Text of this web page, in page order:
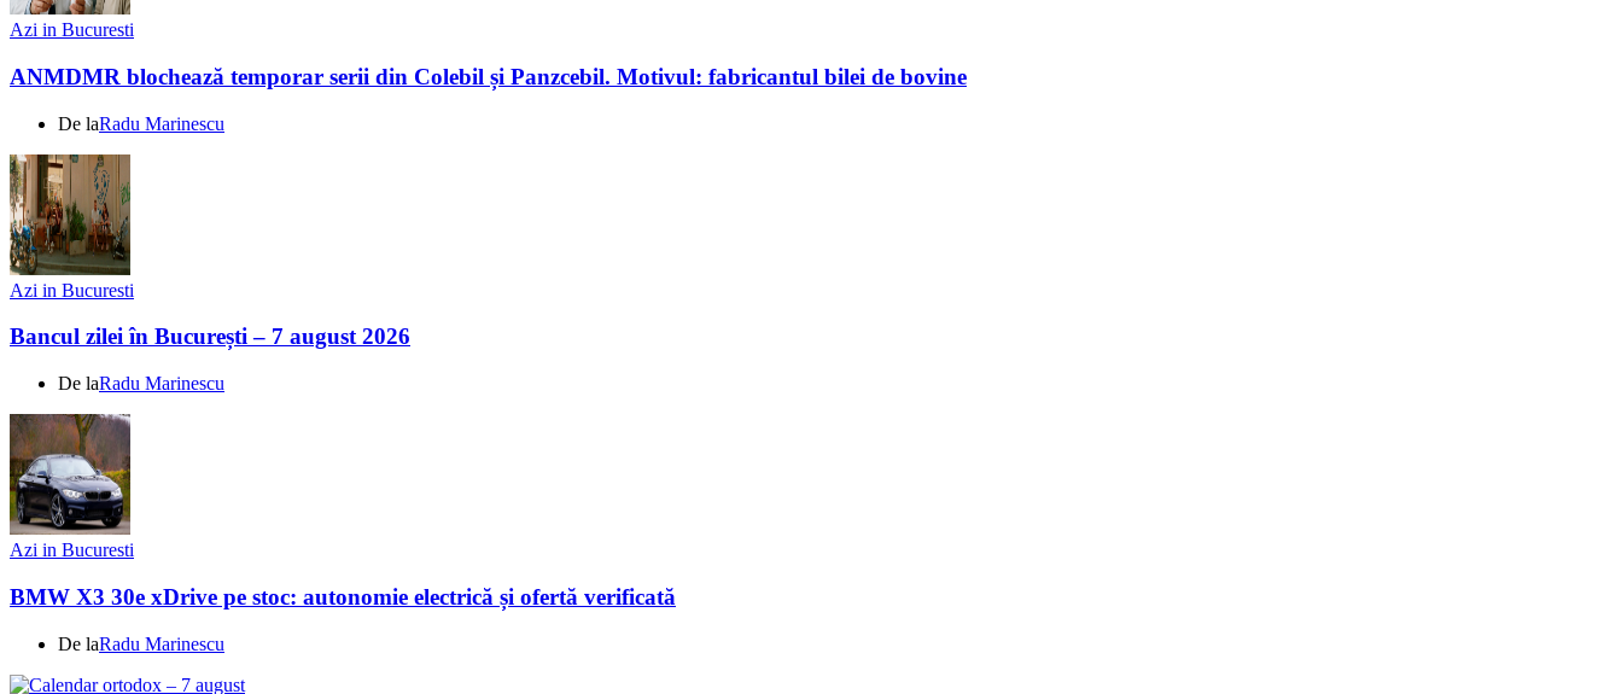
Azi in Bucuresti
ANMDMR blochează temporar serii din Colebil și Panzcebil. Motivul: fabricantul bilei de bovine
De laRadu Marinescu
Azi in Bucuresti
Bancul zilei în București – 7 august 2026
De laRadu Marinescu
Azi in Bucuresti
BMW X3 30e xDrive pe stoc: autonomie electrică și ofertă verificată
De laRadu Marinescu